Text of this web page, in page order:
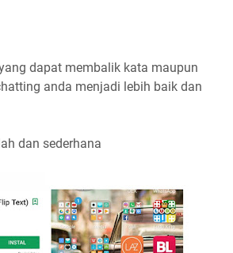
dapat membalik kata maupun
anda menjadi lebih baik dan
dan sederhana